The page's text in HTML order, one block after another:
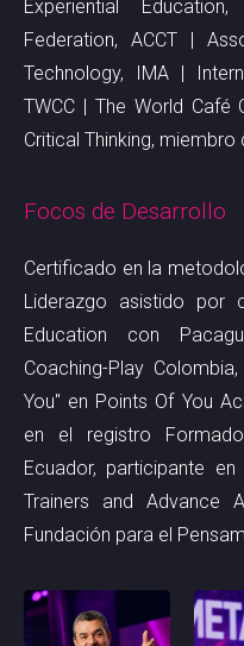
Experiential
Federation, ACCT |
Technology, IMA |
TWCC | The World Café
Critical Thinking,
Focos de Desarrollo
Certificado en la
Liderazgo asistido por
Education con
Coaching-Play
You" en Points Of You
en el registro
Ecuador, participante
Trainers and Advance
Fundación para el